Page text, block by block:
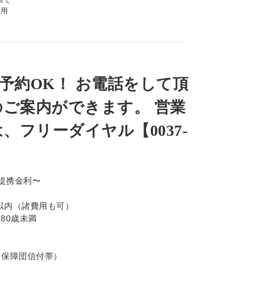
OK！ お電話をして頂
案内ができます。 営業
フリーダイヤル【0037-
携金利〜
（諸費用も可）
歳未満
障団信付帯）